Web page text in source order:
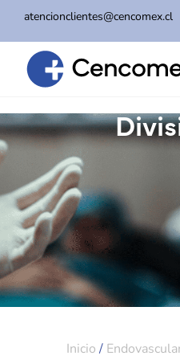
atencionclientes@cencomex.cl
Inicio /